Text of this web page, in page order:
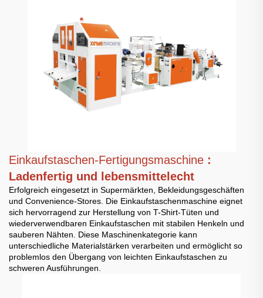
Einkaufstaschen-Fertigungsmaschine :
Ladenfertig und lebensmittelecht
Erfolgreich eingesetzt in Supermärkten, Bekleidungsgeschäften
und Convenience-Stores. Die Einkaufstaschenmaschine eignet
sich hervorragend zur Herstellung von T-Shirt-Tüten und
wiederverwendbaren Einkaufstaschen mit stabilen Henkeln und
sauberen Nähten. Diese Maschinenkategorie kann
unterschiedliche Materialstärken verarbeiten und ermöglicht so
problemlos den Übergang von leichten Einkaufstaschen zu
schweren Ausführungen.